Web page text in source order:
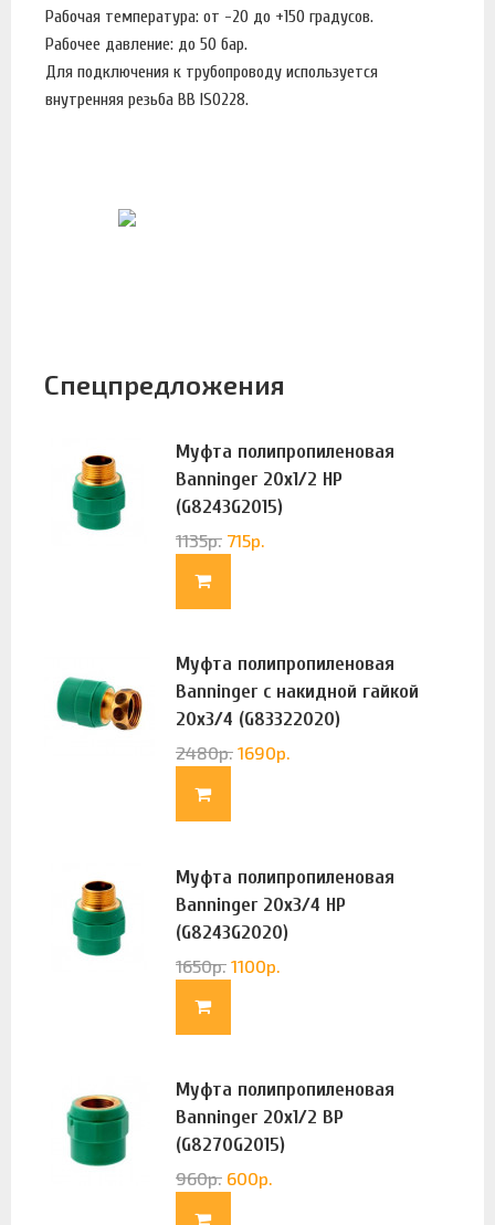
Рабочая температура: от -20 до +150 градусов.
Рабочее давление: до 50 бар.
Для подключения к трубопроводу используется
внутренняя резьба BB ISO228.
Спецпредложения
Муфта полипропиленовая
Banninger 20х1/2 НР
(G8243G2015)
1135р. 715р.
Муфта полипропиленовая
Banninger с накидной гайкой
20х3/4 (G83322020)
2480р. 1690р.
Муфта полипропиленовая
Banninger 20х3/4 НР
(G8243G2020)
1650р. 1100р.
Муфта полипропиленовая
Banninger 20х1/2 ВР
(G8270G2015)
960р. 600р.